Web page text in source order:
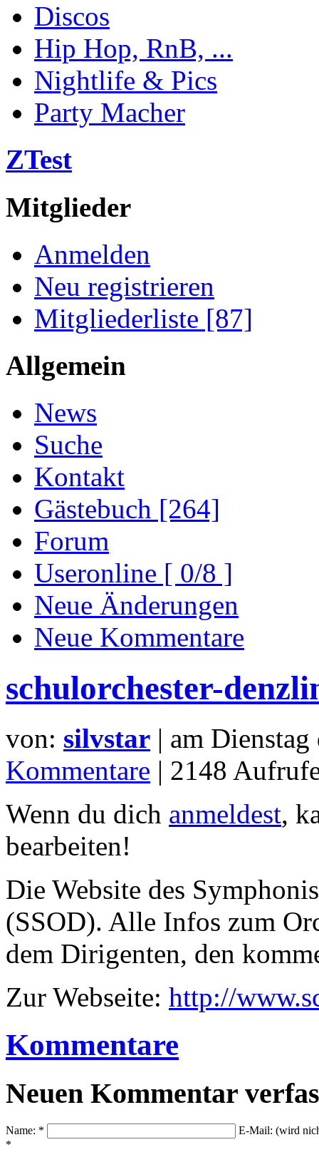
Discos
Hip Hop, RnB, ...
Nightlife & Pics
Party Macher
ZTest
Mitglieder
Anmelden
Neu registrieren
Mitgliederliste [87]
Allgemein
News
Suche
Kontakt
Gästebuch [264]
Forum
Useronline [ 0/8 ]
Neue Änderungen
Neue Kommentare
schulorchester-
von: silvstar | am
Kommentare | 2148
Wenn du dich anmeldest,
bearbeiten!
Die Website des
(SSOD). Alle Infos zum
dem Dirigenten, den
Zur Webseite: http://
Kommentare
Neuen Kommentar
Name: *
E-Mail: (wird
*